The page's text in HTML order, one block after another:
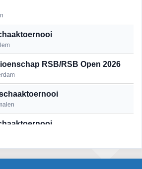
RSB/RSB Open 2026